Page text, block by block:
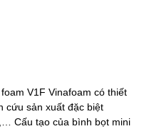
V1F Vinafoam có thiết
cứu sản xuất đặc biệt
Cấu tạo của bình bọt mini